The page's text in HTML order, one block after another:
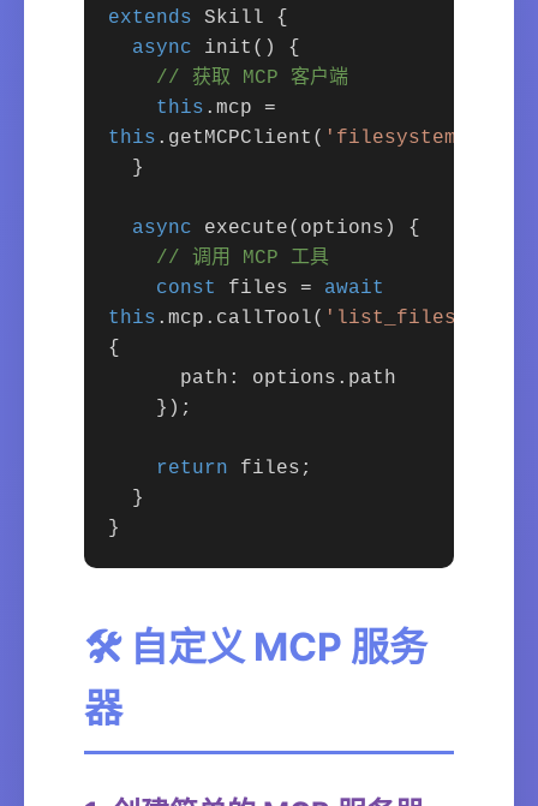
extends Skill {
async init() {
// 获取 MCP 客户端
this .mcp =
this .getMCPClient( 'filesystem'
}
async execute(options) {
// 调用 MCP 工具
const
files = await
this .mcp.callTool( 'list_files'
{
path: options.path
});
return files;
}
}
🛠️ 自定义 MCP 服务
器